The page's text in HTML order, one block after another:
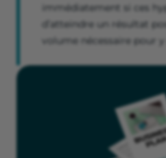
immédiatement si ces
d’atteindre un résultat
volume nécessaire pour y